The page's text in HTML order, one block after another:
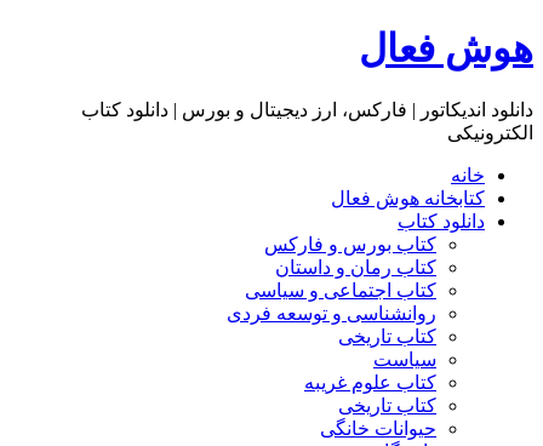
هوش فعال
دانلود اندیکاتور | فارکس، ارز دیجیتال و بورس | دانلود کتاب
الکترونیکی
خانه
کتابخانه هوش فعال
دانلود کتاب
کتاب بورس و فارکس
کتاب رمان و داستان
کتاب اجتماعی و سیاسی
روانشناسی و توسعه فردی
کتاب تاریخی
سیاست
کتاب علوم غریبه
کتاب تاریخی
حیوانات خانگی